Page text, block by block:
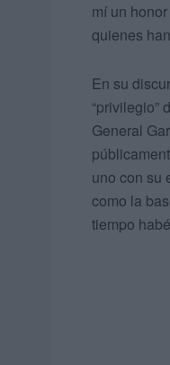
mí un
quienes
En su
“privilegio”
General
uno con su
como la
tiempo